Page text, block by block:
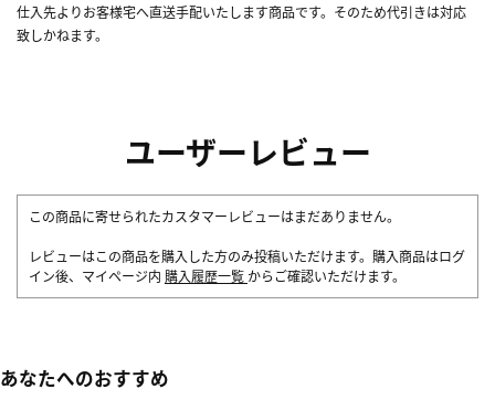
仕入先よりお客様宅へ直送手配いたします商品です。そのため代引きは対応
致しかねます。
ユーザーレビュー
この商品に寄せられたカスタマーレビューはまだありません。
レビューはこの商品を購入した方のみ投稿いただけます。購入商品はログ
イン後、マイページ内 購入履歴一覧 からご確認いただけます。
あなたへのおすすめ